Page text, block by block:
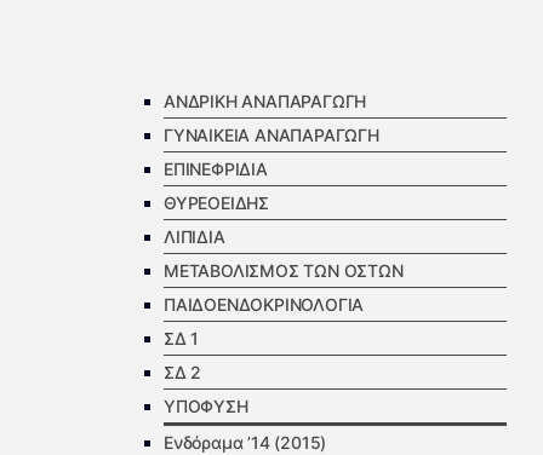
ΑΝΔΡΙΚΗ ΑΝΑΠΑΡΑΓΩΓΗ
ΓΥΝΑΙΚΕΙΑ ΑΝΑΠΑΡΑΓΩΓΗ
ΕΠΙΝΕΦΡΙΔΙΑ
ΘΥΡΕΟΕΙΔΗΣ
ΛΙΠΙΔΙΑ
ΜΕΤΑΒΟΛΙΣΜΟΣ ΤΩΝ ΟΣΤΩΝ
ΠΑΙΔΟΕΝΔΟΚΡΙΝΟΛΟΓΙΑ
ΣΔ 1
ΣΔ 2
ΥΠΟΦΥΣΗ
Ενδόραμα ’14 (2015)